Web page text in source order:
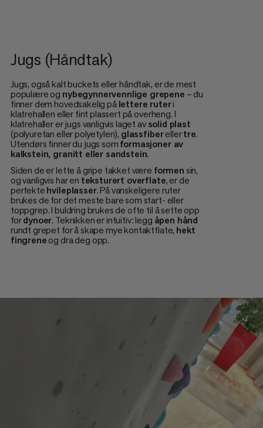
Jugs (Håndtak)
Jugs, også kalt buckets eller håndtak, er de mest
populære og nybegynnervennlige grepene – du
finner dem hovedsakelig pålettere ruteri
klatrehallen eller fint plassert på overheng. I
klatrehaller er jugs vanligvis laget avsolid plast
(polyuretan eller polyetylen), glassfiberellertre.
Utendørs finner du jugs somformasjoner av
kalkstein, granitt eller sandstein.
Siden de er lette å gripe takket være formensin,
og vanligvis har en teksturert overflate, er de
perfektehvileplasser. På vanskeligere ruter
brukes de for det meste bare som start- eller
toppgrep. I buldring brukes de ofte til å sette opp
fordynoer. Teknikken er intuitiv: legg åpen hånd
rundt grepet for å skape mye kontaktflate, hekt
fingreneog dra deg opp.